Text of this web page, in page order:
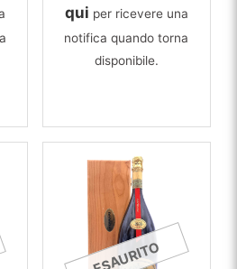
qui per ricevere una
notifica quando torna
disponibile.
ESAURITO